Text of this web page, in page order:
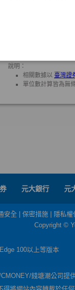
元大銀行 元
安全 保密措施 隱私權
Copyright ©
100以上等版本
錢塘潮公司提